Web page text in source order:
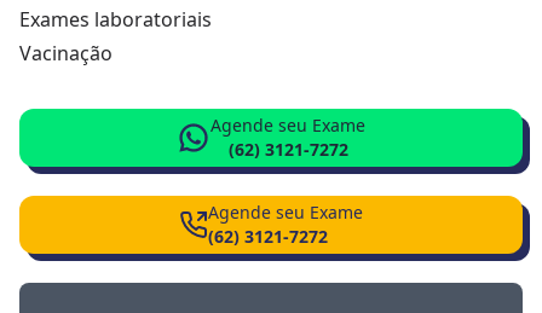
Exames laboratoriais
Vacinação
Agende seu Exame
(62) 3121-7272
Agende seu Exame
(62) 3121-7272